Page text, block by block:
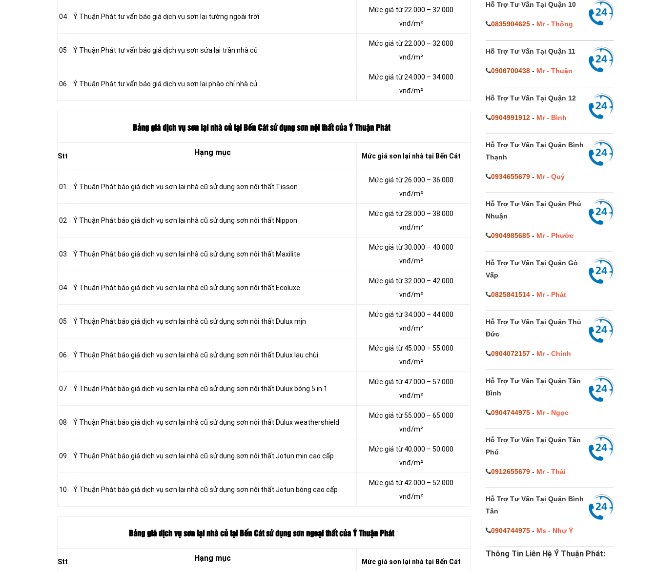
04 Ý Thuận Phát tư vấn báo giá dịch vụ sơn lại tường ngoài trời
Mức giá từ 22.000 – 32.000
vnđ/m²
05 Ý Thuận Phát tư vấn báo giá dịch vụ sơn sửa lại trần nhà củ
Mức giá từ 22.000 – 32.000
vnđ/m²
06 Ý Thuận Phát tư vấn báo giá dịch vụ sơn lại phào chỉ nhà củ
Mức giá từ 24.000 – 34.000
vnđ/m²
Bảng giá dịch vụ sơn lại nhà củ tại Bến Cát sử dụng sơn nội thất của Ý Thuận Phát
Stt Hạng mục Mức giá sơn lại nhà tại Bến Cát
01 Ý Thuận Phát báo giá dịch vụ sơn lại nhà cũ sử dụng sơn nội thất Tisson
Mức giá từ 26.000 – 36.000
vnđ/m²
02 Ý Thuận Phát báo giá dịch vụ sơn lại nhà cũ sử dụng sơn nội thất Nippon
Mức giá từ 28.000 – 38.000
vnđ/m²
03 Ý Thuận Phát báo giá dịch vụ sơn lại nhà cũ sử dụng sơn nội thất Maxilite
Mức giá từ 30.000 – 40.000
vnđ/m²
04 Ý Thuận Phát báo giá dịch vụ sơn lại nhà cũ sử dụng sơn nội thất Ecoluxe
Mức giá từ 32.000 – 42.000
vnđ/m²
05 Ý Thuận Phát báo giá dịch vụ sơn lại nhà cũ sử dụng sơn nội thất Dulux mịn
Mức giá từ 34.000 – 44.000
vnđ/m²
06 Ý Thuận Phát báo giá dịch vụ sơn lại nhà cũ sử dụng sơn nội thất Dulux lau chùi
Mức giá từ 45.000 – 55.000
vnđ/m²
07 Ý Thuận Phát báo giá dịch vụ sơn lại nhà cũ sử dụng sơn nội thất Dulux bóng 5 in 1
Mức giá từ 47.000 – 57.000
vnđ/m²
08 Ý Thuận Phát báo giá dịch vụ sơn lại nhà cũ sử dụng sơn nội thất Dulux weathershield
Mức giá từ 55.000 – 65.000
vnđ/m²
09 Ý Thuận Phát báo giá dịch vụ sơn lại nhà cũ sử dụng sơn nội thất Jotun mịn cao cấp
Mức giá từ 40.000 – 50.000
vnđ/m²
10 Ý Thuận Phát báo giá dịch vụ sơn lại nhà cũ sử dụng sơn nội thất Jotun bóng cao cấp
Mức giá từ 42.000 – 52.000
vnđ/m²
Bảng giá dịch vụ sơn lại nhà củ tại Bến Cát sử dụng sơn ngoại thất của Ý Thuận Phát
Stt Hạng mục Mức giá sơn lại nhà tại Bến Cát
Hỗ Trợ Tư Vấn Tại Quận 10
0835904625- Mr - Thông
Hỗ Trợ Tư Vấn Tại Quận 11
0906700438- Mr - Thuận
Hỗ Trợ Tư Vấn Tại Quận 12
0904991912- Mr - Bình
Hỗ Trợ Tư Vấn Tại Quận Bình
Thạnh
0934655679- Mr - Quý
Hỗ Trợ Tư Vấn Tại Quận Phú
Nhuận
0904985685- Mr - Phước
Hỗ Trợ Tư Vấn Tại Quận Gò
Vấp
0825841514- Mr - Phát
Hỗ Trợ Tư Vấn Tại Quận Thủ
Đức
0904072157- Mr - Chính
Hỗ Trợ Tư Vấn Tại Quận Tân
Bình
0904744975- Mr - Ngọc
Hỗ Trợ Tư Vấn Tại Quận Tân
Phú
0912655679- Mr - Thái
Hỗ Trợ Tư Vấn Tại Quận Bình
Tân
0904744975- Ms - Như Ý
Thông Tin Liên Hệ Ý Thuận Phát: